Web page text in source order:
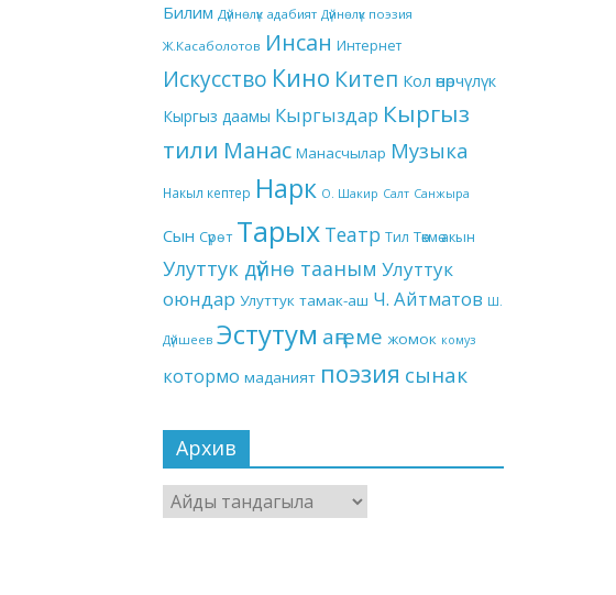
Билим Дүйнөлүк адабият Дүйнөлүк поэзия
Ж.Касаболотов Инсан Интернет
Искусство Кино Китеп Кол өнөрчүлүк
Кыргыз даамы Кыргыздар Кыргыз
тили Манас Манасчылар Музыка
Накыл кептер Нарк О. Шакир Салт Санжыра
Сын Сүрөт Тарых Театр Тил Төкмө акын
Улуттук дүйнө тааным Улуттук
оюндар Улуттук тамак-аш Ч. Айтматов Ш.
Дүйшеев Эстутум аңгеме жомок комуз
котормо маданият поэзия сынак
Архив
Архив